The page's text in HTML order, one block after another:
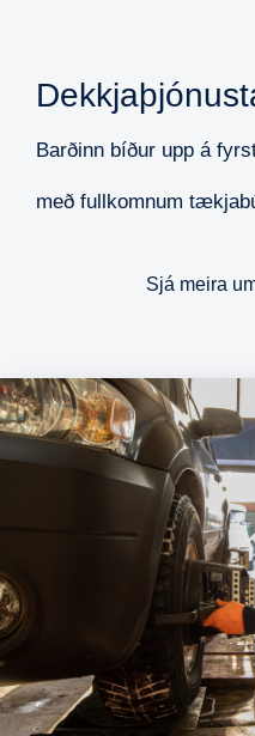
Barðinn bíður upp á
með fullkomnum
Sjá meira